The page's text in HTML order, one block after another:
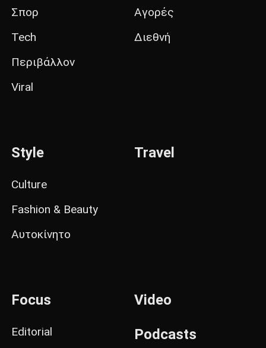
Σπορ
Tech
Περιβάλλον
Viral
Αγορές
Διεθνή
Style
Culture
Fashion & Beauty
Αυτοκίνητο
Travel
Focus
Editorial
Video
Podcasts